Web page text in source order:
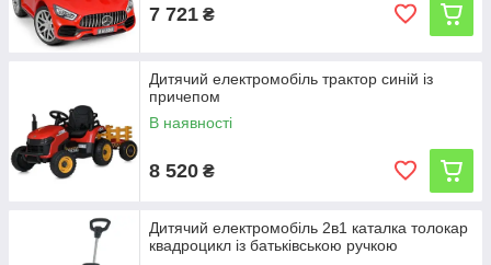
7 721 ₴
Дитячий електромобіль трактор синій із
причепом
В наявності
8 520 ₴
Дитячий електромобіль 2в1 каталка толокар
квадроцикл із батьківською ручкою